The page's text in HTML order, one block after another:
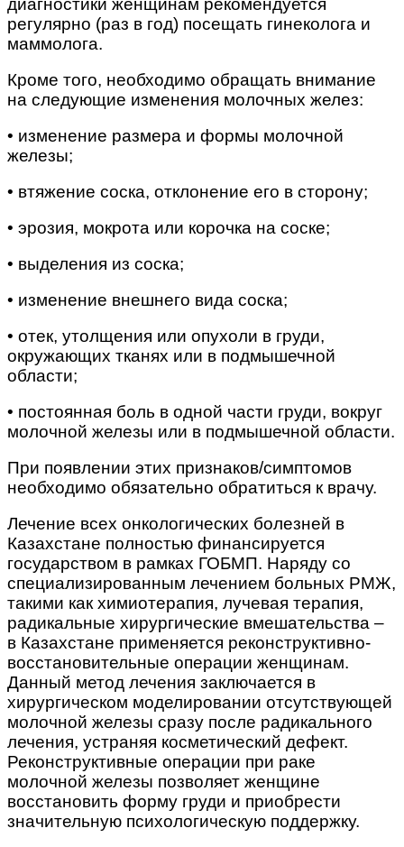
диагностики женщинам рекомендуется
регулярно (раз в год) посещать гинеколога и
маммолога.
Кроме того, необходимо обращать внимание
на следующие изменения молочных желез:
• изменение размера и формы молочной
железы;
• втяжение соска, отклонение его в сторону;
• эрозия, мокрота или корочка на соске;
• выделения из соска;
• изменение внешнего вида соска;
• отек, утолщения или опухоли в груди,
окружающих тканях или в подмышечной
области;
• постоянная боль в одной части груди, вокруг
молочной железы или в подмышечной области.
При появлении этих признаков/симптомов
необходимо обязательно обратиться к врачу.
Лечение всех онкологических болезней в
Казахстане полностью финансируется
государством в рамках ГОБМП. Наряду со
специализированным лечением больных РМЖ,
такими как химиотерапия, лучевая терапия,
радикальные хирургические вмешательства –
в Казахстане применяется реконструктивно-
восстановительные операции женщинам.
Данный метод лечения заключается в
хирургическом моделировании отсутствующей
молочной железы сразу после радикального
лечения, устраняя косметический дефект.
Реконструктивные операции при раке
молочной железы позволяет женщине
восстановить форму груди и приобрести
значительную психологическую поддержку.